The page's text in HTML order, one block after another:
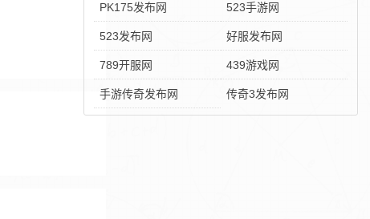
PK175发布网 523手游网
523发布网 好服发布网
789开服网 439游戏网
手游传奇发布网 传奇3发布网